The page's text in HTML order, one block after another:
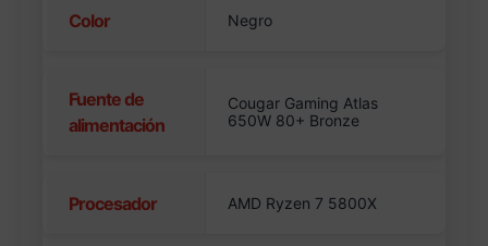
Color Negro
Fuente de
alimentación
Cougar Gaming Atlas
650W 80+ Bronze
Procesador AMD Ryzen 7 5800X